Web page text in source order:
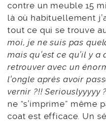
contre un meuble 15
là où habituellement
tout ce qui se trouve
moi, je ne suis pas
mais qu’est ce qu’il y
retrouver avec un
l’ongle après avoir
vernir ?!! Seriouslyyyyy
ne “s’imprime” même
coat est efficace. Un